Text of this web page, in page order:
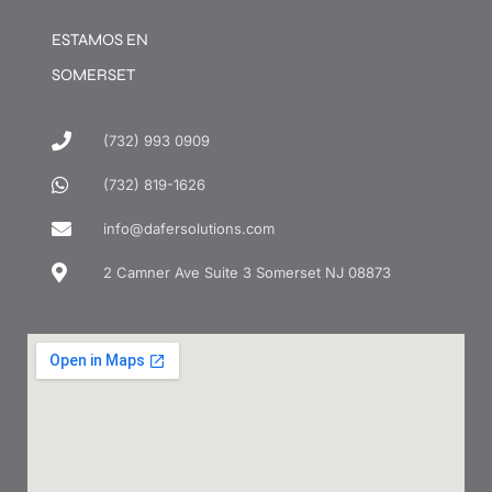
ESTAMOS EN
SOMERSET
(732) 993 0909
(732) 819-1626
info@dafersolutions.com
2 Camner Ave Suite 3 Somerset NJ 08873